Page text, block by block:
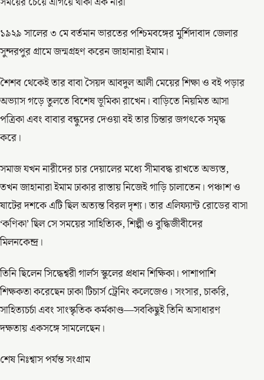
১৯২৯ সালের ৩ মে বর্তমান ভারতের পশ্চিমবঙ্গের মুর্শিদাবাদ জেলার
সুন্দরপুর গ্রামে জন্মগ্রহণ করেন জাহানারা ইমাম।
শৈশব থেকেই তার বাবা সৈয়দ আবদুল আলী মেয়ের শিক্ষা ও বই পড়ার
অভ্যাস গড়ে তুলতে বিশেষ ভূমিকা রাখেন। বাড়িতে নিয়মিত আসা
পত্রিকা এবং বাবার বন্ধুদের দেওয়া বই তার চিন্তার জগৎকে সমৃদ্ধ
করে।
সমাজ যখন নারীদের চার দেয়ালের মধ্যে সীমাবদ্ধ রাখতে অভ্যস্ত,
তখন জাহানারা ইমাম ঢাকার রাস্তায় নিজেই গাড়ি চালাতেন। পঞ্চাশ ও
ষাটের দশকে এটি ছিল অত্যন্ত বিরল দৃশ্য। তার এলিফ্যান্ট রোডের বাসা
‘কণিকা’ ছিল সে সময়ের সাহিত্যিক, শিল্পী ও বুদ্ধিজীবীদের
মিলনকেন্দ্র।
তিনি ছিলেন সিদ্ধেশ্বরী গার্লস স্কুলের প্রধান শিক্ষিকা। পাশাপাশি
শিক্ষকতা করেছেন ঢাকা টিচার্স ট্রেনিং কলেজেও। সংসার, চাকরি,
সাহিত্যচর্চা এবং সাংস্কৃতিক কর্মকাণ্ড—সবকিছুই তিনি অসাধারণ
দক্ষতায় একসঙ্গে সামলেছেন।
শেষ নিঃশ্বাস পর্যন্ত সংগ্রাম